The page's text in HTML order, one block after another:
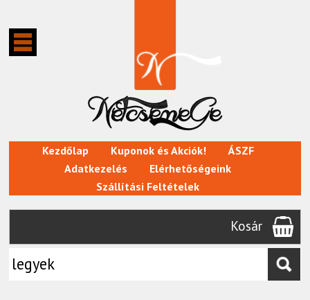
Kezdőlap Kuponok és Akciók!
ÁSZF
Adatkezelés
Elérhetőségeink
Szállítási Feltételek
Kosár